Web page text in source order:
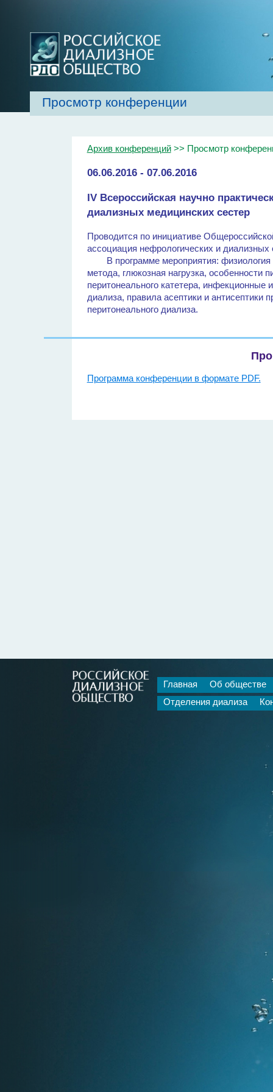
Главная Об обществе
Просмотр конференции
Архив конференций>> Просмотр
06.06.2016 - 07.06.2016
IV Всероссийская научно
диализных медицинских сестер
Проводится по инициативе
ассоциация нефрологических и диализных
В программе мероприятия: физиология
метода, глюкозная нагрузка, особенности
перитонеального катетера,
диализа, правила асептики и антисептики
перитонеального диализа.
Программа конференции в формате PDF.
Главная
Об обществе
Отделения диализа